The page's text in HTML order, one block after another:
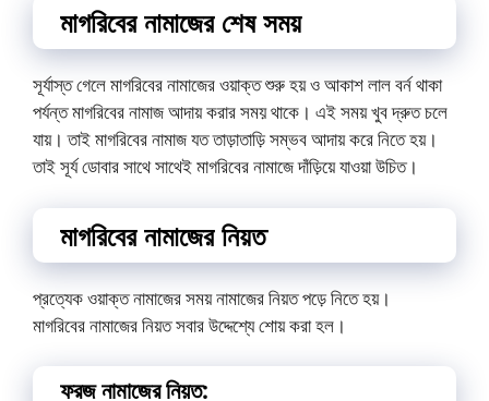
মাগরিবের নামাজের শেষ সময়
সূর্যাস্ত গেলে মাগরিবের নামাজের ওয়াক্ত শুরু হয় ও আকাশ লাল বর্ন থাকা
পর্যন্ত মাগরিবের নামাজ আদায় করার সময় থাকে। এই সময় খুব দ্রুত চলে
যায়। তাই মাগরিবের নামাজ যত তাড়াতাড়ি সম্ভব আদায় করে নিতে হয়।
তাই সূর্য ডোবার সাথে সাথেই মাগরিবের নামাজে দাঁড়িয়ে যাওয়া উচিত।
মাগরিবের নামাজের নিয়ত
প্রত্যেক ওয়াক্ত নামাজের সময় নামাজের নিয়ত পড়ে নিতে হয়।
মাগরিবের নামাজের নিয়ত সবার উদ্দেশ্যে শোয় করা হল।
ফরজ নামাজের নিয়ত: